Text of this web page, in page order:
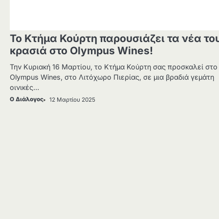
Το Κτήμα Κούρτη παρουσιάζει τα νέα
κρασιά στο Olympus Wines!
Την Κυριακή 16 Μαρτίου, το Κτήμα Κούρτη σας προσκαλεί στο
Olympus Wines, στο Λιτόχωρο Πιερίας, σε μια βραδιά γεμάτη
οινικές…
Ο Διάλογος 12 Μαρτίου 2025